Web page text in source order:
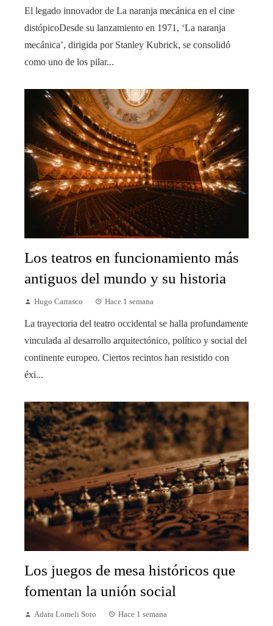
El legado innovador de La naranja mecánica en el cine
distópicoDesde su lanzamiento en 1971, ‘La naranja
mecánica’, dirigida por Stanley Kubrick, se consolidó
como uno de los pilar...
Los teatros en funcionamiento más
antiguos del mundo y su historia
Hugo Carrasco Hace 1 semana
La trayectoria del teatro occidental se halla profundamente
vinculada al desarrollo arquitectónico, político y social del
continente europeo. Ciertos recintos han resistido con
éxi...
Los juegos de mesa históricos que
fomentan la unión social
Adara Lomeli Soto Hace 1 semana